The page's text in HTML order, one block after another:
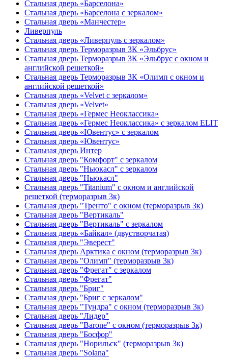
Стальная дверь «Барселона»
Стальная дверь «Барселона с зеркалом»
Стальная дверь «Манчестер»
Ливерпуль
Стальная дверь «Ливерпуль с зеркалом»
Стальная дверь Терморазрыв 3К «Эльбрус»
Стальная дверь Терморазрыв 3К «Эльбрус с окном и
английской решеткой»
Стальная дверь Терморазрыв 3К «Олимп с окном и
английской решеткой»
Стальная дверь «Velvet с зеркалом»
Стальная дверь «Velvet»
Стальная дверь «Гермес Неоклассика»
Стальная дверь «Гермес Неоклассика» с зеркалом ELIT
Стальная дверь «Ювентус» с зеркалом
Стальная дверь «Ювентус»
Стальная дверь Интер
Стальная дверь "Комфорт" с зеркалом
Стальная дверь "Ньюкасл" с зеркалом
Стальная дверь "Ньюкасл"
Стальная дверь "Titanium" с окном и английской
решеткой (терморазрыв 3к)
Стальная дверь "Тренто" с окном (терморазрыв 3к)
Стальная дверь "Вертикаль"
Стальная дверь "Вертикаль" с зеркалом
Стальная дверь «Байкал» (двустворчатая)
Стальная дверь "Эверест"
Стальная дверь Арктика с окном (терморазрыв 3к)
Стальная дверь "Олимп" (терморазрыв 3к)
Стальная дверь "Фрегат" с зеркалом
Стальная дверь "Фрегат"
Стальная дверь "Бриг"
Стальная дверь "Бриг с зеркалом"
Стальная дверь "Тундра" с окном (терморазрыв 3к)
Стальная дверь "Лидер"
Стальная дверь "Barone" с окном (терморазрыв 3к)
Стальная дверь "Босфор"
Стальная дверь "Норильск" (терморазрыв 3к)
Стальная дверь "Solana"